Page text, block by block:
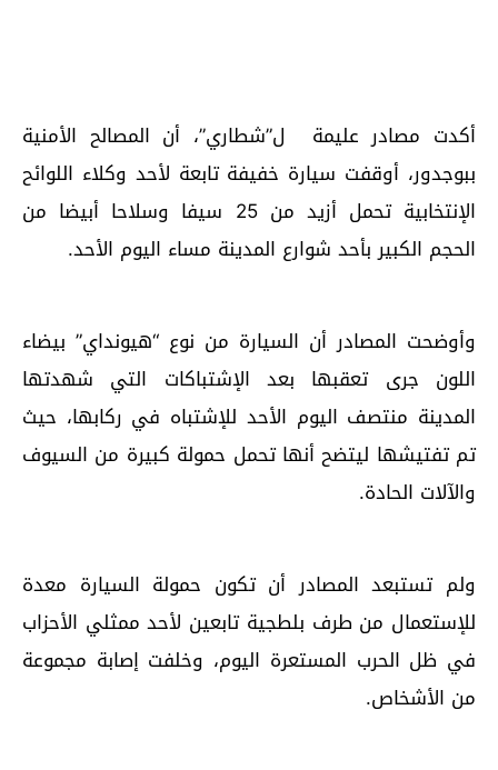
أكدت مصادر عليمة ل”شطاري”، أن المصالح الأمنية
ببوجدور، أوقفت سيارة خفيفة تابعة لأحد وكلاء اللوائح
الإنتخابية تحمل أزيد من 25 سيفا وسلاحا أبيضا من
الحجم الكبير بأحد شوارع المدينة مساء اليوم الأحد.
وأوضحت المصادر أن السيارة من نوع “هيونداي” بيضاء
اللون جرى تعقبها بعد الإشتباكات التي شهدتها
المدينة منتصف اليوم الأحد للإشتباه في ركابها، حيث
تم تفتيشها ليتضح أنها تحمل حمولة كبيرة من السيوف
والآلات الحادة.
ولم تستبعد المصادر أن تكون حمولة السيارة معدة
للإستعمال من طرف بلطجية تابعين لأحد ممثلي الأحزاب
في ظل الحرب المستعرة اليوم، وخلفت إصابة مجموعة
من الأشخاص.